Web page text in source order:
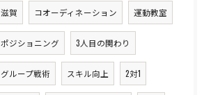
滋賀 コオーディネーション 運動教室
ポジショニング 3人目の関わり
グループ戦術 スキル向上 2対1